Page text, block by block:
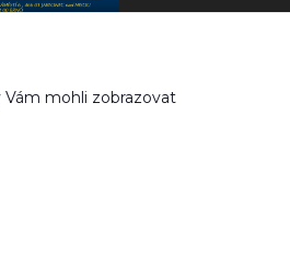
mohli zobrazovat